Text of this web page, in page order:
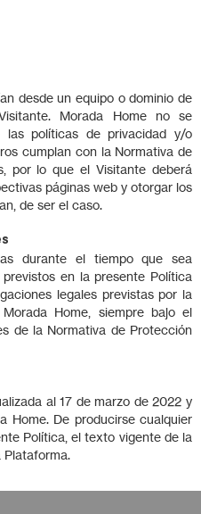
desde un equipo o dominio de
Morada Home no se
las políticas de privacidad y/o
cumplan con la Normativa de
por lo que el Visitante deberá
páginas web y otorgar los
de ser el caso.
durante el tiempo que sea
en la presente Política
legales previstas por la
Home, siempre bajo el
de la Normativa de Protección
al 17 de marzo de 2022 y
Home. De producirse cualquier
Política, el texto vigente de la
Plataforma.